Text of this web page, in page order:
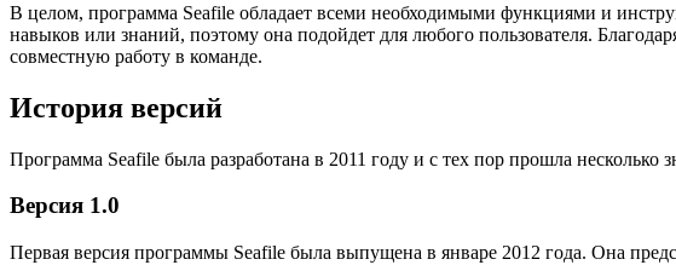
В целом, программа Seafile обладает всеми необходимыми функциями и
навыков или знаний, поэтому она подойдет для любого пользователя.
совместную работу в команде.
История версий
Программа Seafile была разработана в 2011 году и с тех пор прошла
Версия 1.0
Первая версия программы Seafile была выпущена в январе 2012 года. Она